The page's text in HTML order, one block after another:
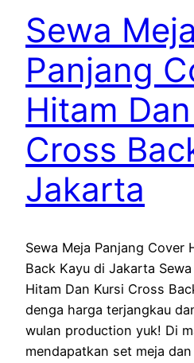
Sewa Meja
Panjang
Hitam
Cross
Jakarta
Sewa Meja Panjang Cover
Back Kayu di Jakarta
Hitam Dan Kursi Cross
denga harga terjangkau
wulan production yuk! Di
mendapatkan set meja